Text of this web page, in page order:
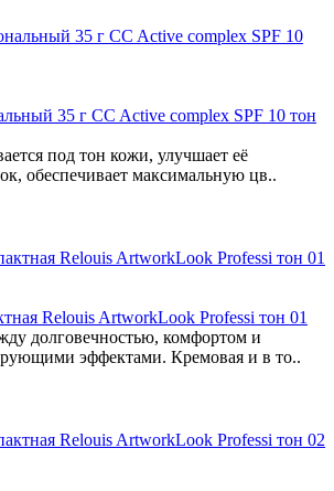
35 г CC Active complex SPF 10 тон
под тон кожи, улучшает её
обеспечивает максимальную цв..
Relouis ArtworkLook Professi тон 01
долговечностью, комфортом и
эффектами. Кремовая и в то..